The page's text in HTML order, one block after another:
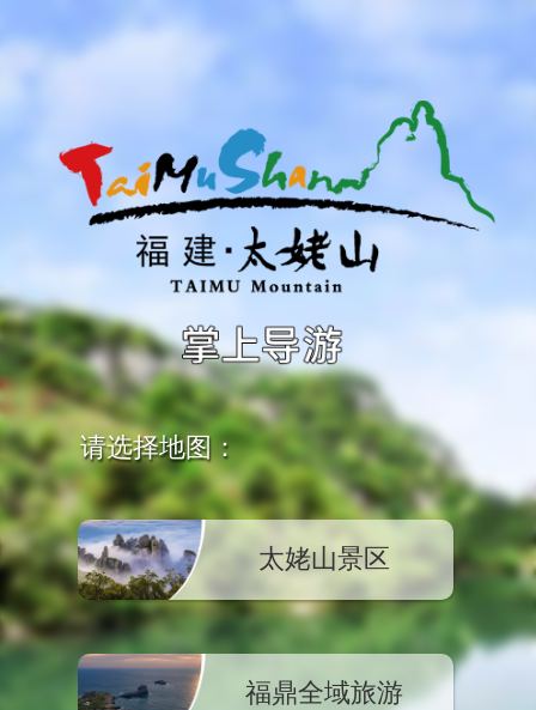
请选择地图：
太姥山景区
福鼎全域旅游